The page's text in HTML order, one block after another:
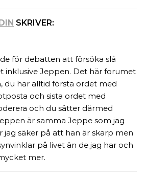
SKRIVER:
för debatten att försöka slå
inklusive Jeppen. Det här forumet
du har alltid första ordet med
och sista ordet med
och du sätter därmed
är samma Jeppe som jag
jag säker på att han är skarp men
på livet än de jag har och
mer.